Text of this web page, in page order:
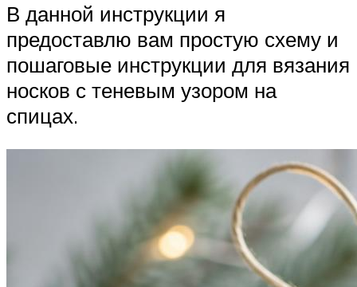
В данной инструкции я
предоставлю вам простую схему и
пошаговые инструкции для вязания
носков с теневым узором на
спицах.